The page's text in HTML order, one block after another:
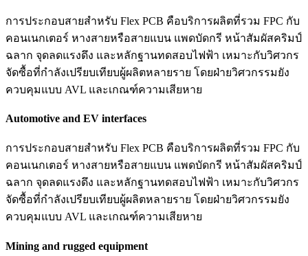
การประกอบสายสำหรับ Flex PCB คือบริการผลิตที่รวม FPC กับ
คอนเนกเตอร์ หางสายหรือสายแบน แพดบัดกรี หน้าสัมผัสคริมป์
ฉลาก จุดลดแรงดึง และหลักฐานทดสอบไฟฟ้า เหมาะกับวิศวกร
จัดซื้อที่กำลังเปรียบเทียบผู้ผลิตหลายราย โดยฝ่ายวิศวกรรมยัง
ควบคุมแบบ AVL และเกณฑ์ความเสียหาย
Automotive and EV interfaces
การประกอบสายสำหรับ Flex PCB คือบริการผลิตที่รวม FPC กับ
คอนเนกเตอร์ หางสายหรือสายแบน แพดบัดกรี หน้าสัมผัสคริมป์
ฉลาก จุดลดแรงดึง และหลักฐานทดสอบไฟฟ้า เหมาะกับวิศวกร
จัดซื้อที่กำลังเปรียบเทียบผู้ผลิตหลายราย โดยฝ่ายวิศวกรรมยัง
ควบคุมแบบ AVL และเกณฑ์ความเสียหาย
Mining and rugged equipment